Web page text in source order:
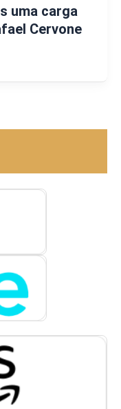
uma carga
Cervone